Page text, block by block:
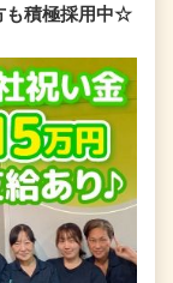
も積極採用中☆